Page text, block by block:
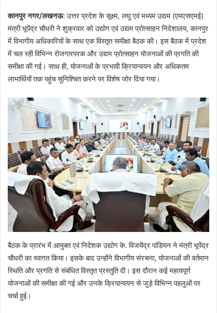
कानपुर नगर/लखनऊ: उत्तर प्रदेश के सूक्ष्म, लघु एवं मध्यम उद्यम (एमएसएमई)
मंत्री भूपेंद्र चौधरी ने शुक्रवार को उद्योग एवं उद्यम प्रोत्साहन निदेशालय, कानपुर
में विभागीय अधिकारियों के साथ एक विस्तृत समीक्षा बैठक की। इस बैठक में प्रदेश
में चल रही विभिन्न रोजगारपरक और उद्यम प्रोत्साहन योजनाओं की प्रगति की
समीक्षा की गई। साथ ही, योजनाओं के प्रभावी क्रियान्वयन और अधिकतम
लाभार्थियों तक पहुंच सुनिश्चित करने पर विशेष जोर दिया गया।
बैठक के प्रारंभ में आयुक्त एवं निदेशक उद्योग के. विजयेंद्र पांडियन ने मंत्री भूपेंद्र
चौधरी का स्वागत किया। इसके बाद उन्होंने विभागीय संरचना, योजनाओं की वर्तमान
स्थिति और प्रगति से संबंधित विस्तृत प्रस्तुति दी। इस दौरान कई महत्वपूर्ण
योजनाओं की समीक्षा की गई और उनके क्रियान्वयन से जुड़े विभिन्न पहलुओं पर
चर्चा हुई।